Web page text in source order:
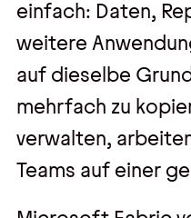
einfach: Daten,
weitere
auf dieselbe
mehrfach zu
verwalten,
Teams auf einer